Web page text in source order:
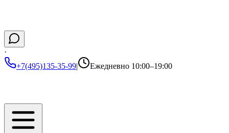
·
+7(495)135-35-99| Ежедневно 10:00–19:00